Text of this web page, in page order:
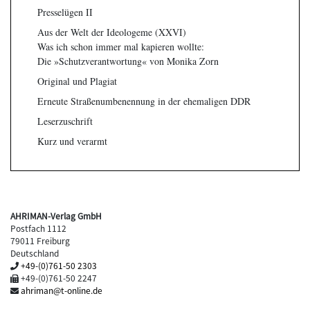
Presselügen II
Aus der Welt der Ideologeme (XXVI)
Was ich schon immer mal kapieren wollte:
Die »Schutzverantwortung« von Monika Zorn
Original und Plagiat
Erneute Straßenumbenennung in der ehemaligen DDR
Leserzuschrift
Kurz und verarmt
AHRIMAN-Verlag GmbH
Postfach 1112
79011 Freiburg
Deutschland
+49-(0)761-50 2303
+49-(0)761-50 2247
ahriman@t-online.de